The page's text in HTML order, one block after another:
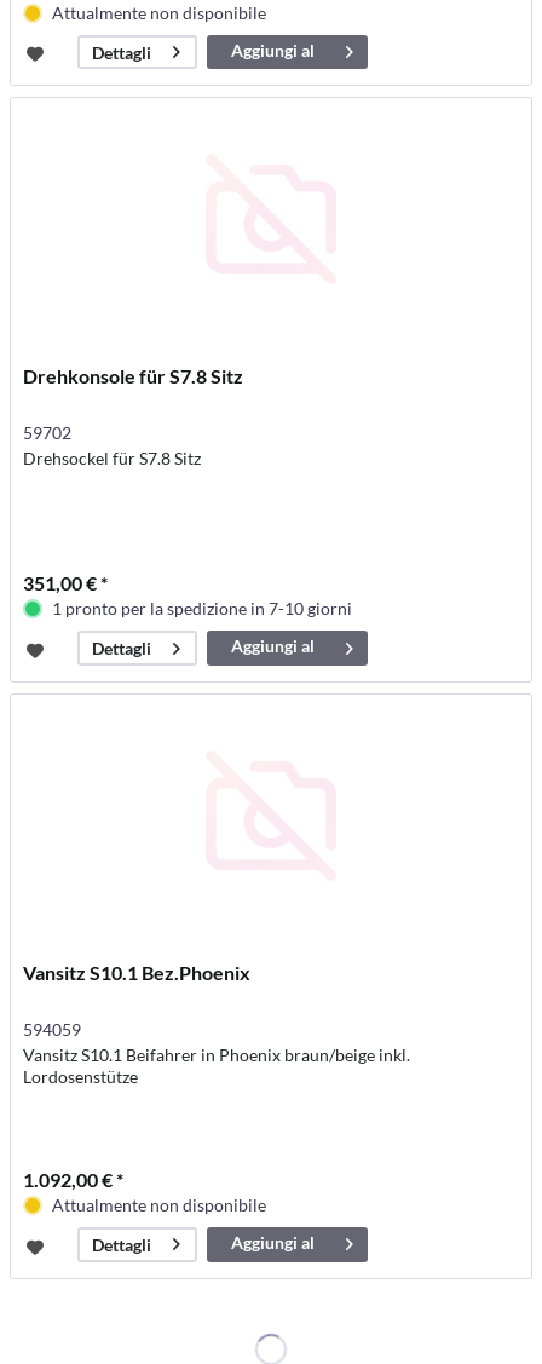
Attualmente non disponibile
Dettagli
Aggiungi al
carrello
Drehkonsole für S7.8 Sitz
59702
Drehsockel für S7.8 Sitz
351,00 € *
1 pronto per la spedizione in 7-10 giorni
Dettagli
Aggiungi al
carrello
Vansitz S10.1 Bez.Phoenix
594059
Vansitz S10.1 Beifahrer in Phoenix braun/beige inkl.
Lordosenstütze
1.092,00 € *
Attualmente non disponibile
Dettagli
Aggiungi al
carrello